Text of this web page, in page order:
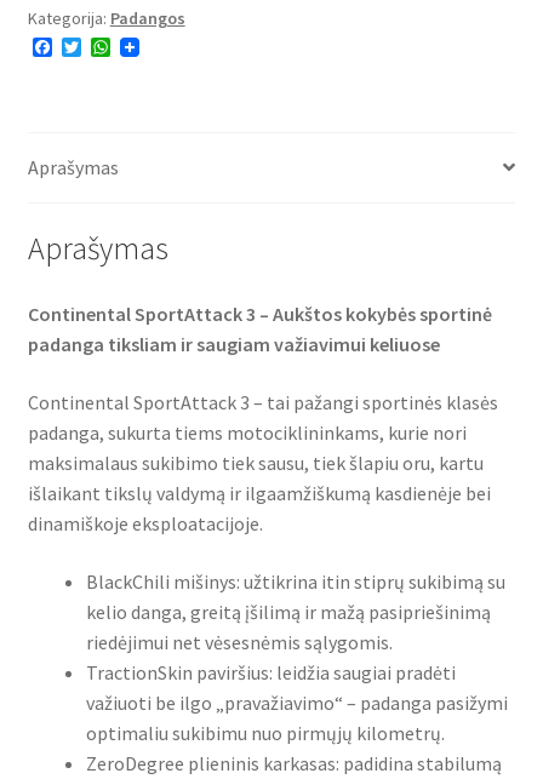
Kategorija: Padangos
F
o
T
r
W
p
Aprašymas
Aprašymas
Continental SportAttack 3 – Aukštos kokybės sportinė
padanga tiksliam ir saugiam važiavimui keliuose
Continental SportAttack 3 – tai pažangi sportinės klasės
padanga, sukurta tiems motociklininkams, kurie nori
maksimalaus sukibimo tiek sausu, tiek šlapiu oru, kartu
išlaikant tikslų valdymą ir ilgaamžiškumą kasdienėje bei
dinamiškoje eksploatacijoje.
BlackChili mišinys: užtikrina itin stiprų sukibimą su
kelio danga, greitą įšilimą ir mažą pasipriešinimą
riedėjimui net vėsesnėmis sąlygomis.
TractionSkin paviršius: leidžia saugiai pradėti
važiuoti be ilgo „pravažiavimo“ – padanga pasižymi
optimaliu sukibimu nuo pirmųjų kilometrų.
ZeroDegree plieninis karkasas: padidina stabilumą